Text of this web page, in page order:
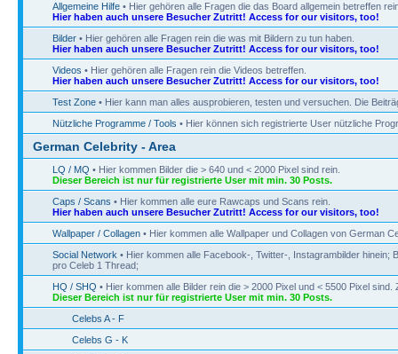
Allgemeine Hilfe • Hier gehören alle Fragen die das Board allgemein betreffen
Hier haben auch unsere Besucher Zutritt! Access for our visitors, too!
Bilder • Hier gehören alle Fragen rein die was mit Bildern zu tun haben.
Hier haben auch unsere Besucher Zutritt! Access for our visitors, too!
Videos • Hier gehören alle Fragen rein die Videos betreffen.
Hier haben auch unsere Besucher Zutritt! Access for our visitors, too!
Test Zone • Hier kann man alles ausprobieren, testen und versuchen. Die
Nützliche Programme / Tools • Hier können sich registrierte User nützliche
German Celebrity - Area
LQ / MQ • Hier kommen Bilder die > 640 und < 2000 Pixel sind rein.
Dieser Bereich ist nur für registrierte User mit min. 30 Posts.
Caps / Scans • Hier kommen alle eure Rawcaps und Scans rein.
Hier haben auch unsere Besucher Zutritt! Access for our visitors, too!
Wallpaper / Collagen • Hier kommen alle Wallpaper und Collagen von German
Social Network • Hier kommen alle Facebook-, Twitter-, Instagrambilder hinein;
pro Celeb 1 Thread;
HQ / SHQ • Hier kommen alle Bilder rein die > 2000 Pixel und < 5500 Pixel
Dieser Bereich ist nur für registrierte User mit min. 30 Posts.
Celebs A - F
Celebs G - K